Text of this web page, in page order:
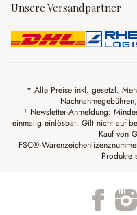
Unsere Versandpartner
* Alle Preise inkl. gesetzl.
¹ Newsletter-Anmeldung:
einmalig einlösbar. Gilt nicht auf
Kauf von
FSC®-
Produkte